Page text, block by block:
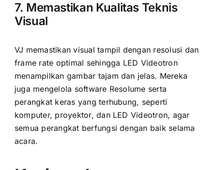
7. Memastikan Kualitas Teknis
Visual
VJ memastikan visual tampil dengan resolusi dan
frame rate optimal sehingga LED Videotron
menampilkan gambar tajam dan jelas. Mereka
juga mengelola software Resolume serta
perangkat keras yang terhubung, seperti
komputer, proyektor, dan LED Videotron, agar
semua perangkat berfungsi dengan baik selama
acara.